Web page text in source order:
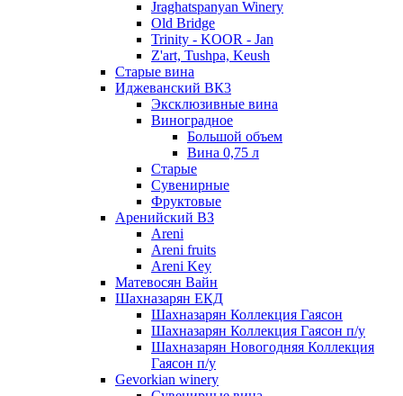
Jraghatspanyan Winery
Old Bridge
Trinity - KOOR - Jan
Z'art, Tushpa, Keush
Старые вина
Иджеванский ВК3
Эксклюзивные вина
Виноградное
Большой объем
Вина 0,75 л
Старые
Сувенирные
Фруктовые
Аренийский ВЗ
Areni
Areni fruits
Areni Key
Матевосян Вайн
Шахназарян ЕКД
Шахназарян Коллекция Гаясон
Шахназарян Коллекция Гаясон п/у
Шахназарян Новогодняя Коллекция
Гаясон п/у
Gevorkian winery